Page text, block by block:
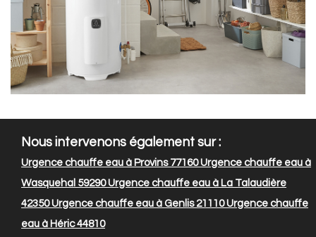
Nous intervenons également sur :
Urgence chauffe eau à Provins 77160Urgence chauffe eau à
Wasquehal 59290Urgence chauffe eau à La Talaudière
42350Urgence chauffe eau à Genlis 21110Urgence chauffe
eau à Héric 44810